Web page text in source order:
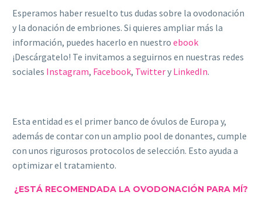
Esperamos haber resuelto tus dudas sobre la ovodonación
y la donación de embriones. Si quieres ampliar más la
información, puedes hacerlo en nuestro ebook
¡Descárgatelo! Te invitamos a seguirnos en nuestras redes
sociales Instagram, Facebook, Twittery LinkedIn.
Esta entidad es el primer banco de óvulos de Europa y,
además de contar con un amplio pool de donantes, cumple
con unos rigurosos protocolos de selección. Esto ayuda a
optimizar el tratamiento.
¿ESTÁ RECOMENDADA LA OVODONACIÓN PARA MÍ?